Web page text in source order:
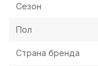
Сезон
Пол
Страна бренда